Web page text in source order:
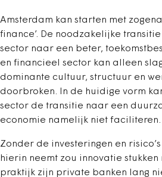
Amsterdam kan starten met
finance’. De noodzakelijke
sector naar een beter,
en financieel sector kan alleen
dominante cultuur, structuur en
doorbroken. In de huidige vorm
sector de transitie naar een
economie namelijk niet faciliteren.
Zonder de investeringen en
hierin neemt zou innovatie
praktijk zijn private banken lang